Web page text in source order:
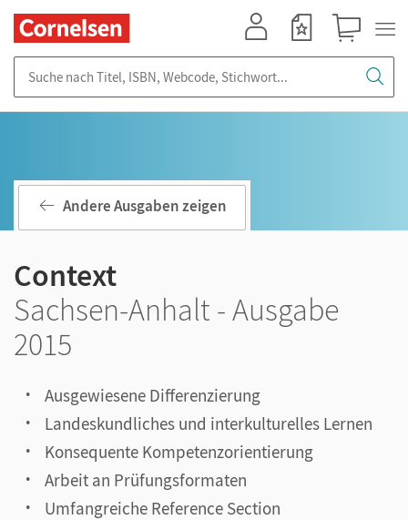
Andere Ausgaben zeigen
Context
Sachsen-Anhalt - Ausgabe
2015
Ausgewiesene Differenzierung
Landeskundliches und interkulturelles Lernen
Konsequente Kompetenzorientierung
Arbeit an Prüfungsformaten
Umfangreiche Reference Section